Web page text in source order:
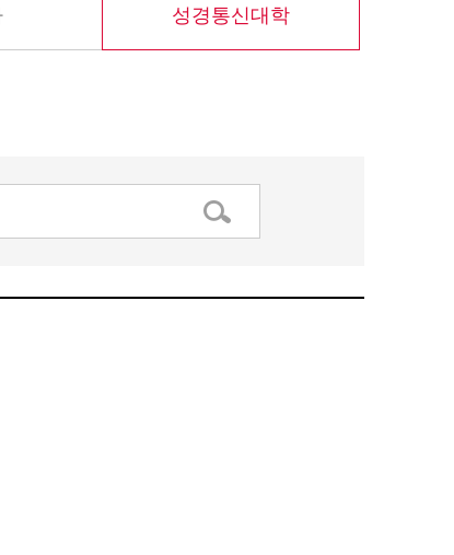
성경통신대학